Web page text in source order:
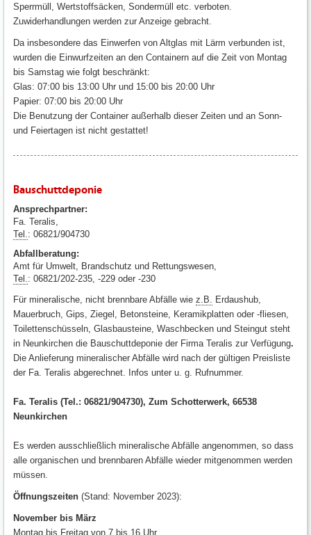
Sperrmüll, Wertstoffsäcken, Sondermüll etc. verboten.
Zuwiderhandlungen werden zur Anzeige gebracht.
Da insbesondere das Einwerfen von Altglas mit Lärm verbunden ist,
wurden die Einwurfzeiten an den Containern auf die Zeit von Montag
bis Samstag wie folgt beschränkt:
Glas: 07:00 bis 13:00 Uhr und 15:00 bis 20:00 Uhr
Papier: 07:00 bis 20:00 Uhr
Die Benutzung der Container außerhalb dieser Zeiten und an Sonn-
und Feiertagen ist nicht gestattet!
Bauschuttdeponie
Ansprechpartner:
Fa. Teralis,
Tel. : 06821/904730
Abfallberatung:
Amt für Umwelt, Brandschutz und Rettungswesen,
Tel. : 06821/202-235, -229 oder -230
Für mineralische, nicht brennbare Abfälle wie z.B.
Erdaushub,
Mauerbruch, Gips, Ziegel, Betonsteine, Keramikplatten oder -fliesen,
Toilettenschüsseln, Glasbausteine, Waschbecken und Steingut steht
in Neunkirchen die Bauschuttdeponie der Firma Teralis zur Verfügung.
Die Anlieferung mineralischer Abfälle wird nach der gültigen Preisliste
der Fa. Teralis abgerechnet. Infos unter u. g. Rufnummer.
Fa. Teralis (Tel.: 06821/904730), Zum Schotterwerk, 66538
Neunkirchen
Es werden ausschließlich mineralische Abfälle angenommen, so dass
alle organischen und brennbaren Abfälle wieder mitgenommen werden
müssen.
Öffnungszeiten (Stand: November 2023):
November bis März
Montag bis Freitag von 7 bis 16 Uhr